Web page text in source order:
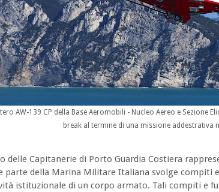
AW-139 CP della Base Aeromobili - Nucleo Aereo e Sezione
break al termine di una missione addestrativa
delle Capitanerie di Porto Guardia Costiera
parte della Marina Militare Italiana svolge compiti
istituzionale di un corpo armato. Tali compiti e